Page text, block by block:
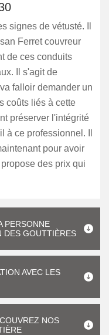
signes de vétusté. Il
Ferret couvreur
de ces conduits
Il s'agit de
falloir demander un
coûts liés à cette
préserver l'intégrité
à ce professionnel. Il
pour avoir
des prix qui
PERSONNE
DES GOUTTIÈRES
AVEC LES
NOS